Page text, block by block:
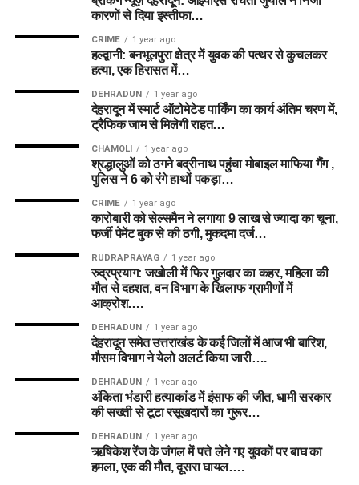
कारणों से दिया इस्तीफा…
CRIME 1 year ago
हल्द्वानी: बनभूलपुरा क्षेत्र में युवक की पत्थर से कुचलकर
हत्या, एक हिरासत में…
DEHRADUN 1 year ago
देहरादून में स्मार्ट ऑटोमेटेड पार्किंग का कार्य अंतिम चरण में,
ट्रैफिक जाम से मिलेगी राहत…
CHAMOLI 1 year ago
श्रद्धालुओं को ठगने बद्रीनाथ पहुंचा मोबाइल माफिया गैंग ,
पुलिस ने 6 को रंगे हाथों पकड़ा…
CRIME 1 year ago
कारोबारी को सेल्समैन ने लगाया 9 लाख से ज्यादा का चूना,
फर्जी पेमेंट बुक से की ठगी, मुकदमा दर्ज…
RUDRAPRAYAG 1 year ago
रुद्रप्रयाग: जखोली में फिर गुलदार का कहर, महिला की
मौत से दहशत, वन विभाग के खिलाफ ग्रामीणों में
आक्रोश….
DEHRADUN 1 year ago
देहरादून समेत उत्तराखंड के कई जिलों में आज भी बारिश,
मौसम विभाग ने येलो अलर्ट किया जारी….
DEHRADUN 1 year ago
अंकिता भंडारी हत्याकांड में इंसाफ की जीत, धामी सरकार
की सख्ती से टूटा रसूखदारों का गुरूर…
DEHRADUN 1 year ago
ऋषिकेश रेंज के जंगल में पत्ते लेने गए युवकों पर बाघ का
हमला, एक की मौत, दूसरा घायल….